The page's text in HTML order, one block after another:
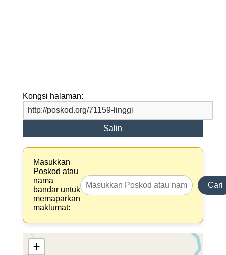
Kongsi halaman:
Salin
Masukkan
Poskod atau
nama
bandar untuk
memaparkan
maklumat:
Cari
+